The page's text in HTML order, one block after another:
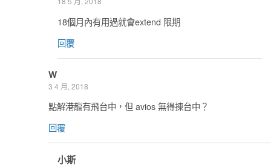
18個月內有用過就會extend 限期
回覆
W
3 4 月, 2018
點解港龍有飛台中，但 avios 無得揀台中？
回覆
小斯